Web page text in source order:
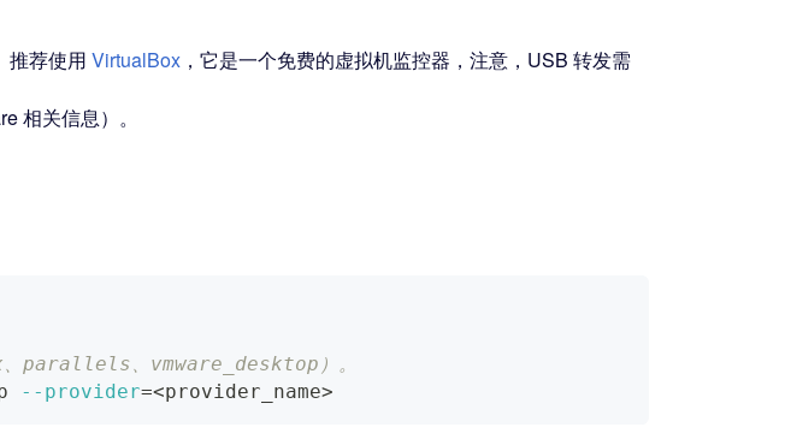
推荐使用 VirtualBox ，它是一个免费的虚拟机监控器，注意，USB 转发需
相关信息）。
parallels、vmware_desktop）。
--provider=<provider_name>